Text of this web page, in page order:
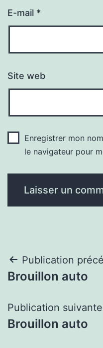
E-mail *
Site web
Enregistrer mon
le navigateur pour
Navigation
de
l’article
Publication
Brouillon auto
Publication suivante
Brouillon auto